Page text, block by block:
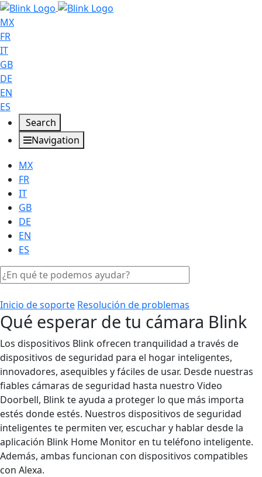
MX
FR
IT
GB
DE
EN
ES
Search
Navigation
MX
FR
IT
GB
DE
EN
ES
Inicio de soporte Resolución de problemas
Qué esperar de tu cámara Blink
Los dispositivos Blink ofrecen tranquilidad a través de
dispositivos de seguridad para el hogar inteligentes,
innovadores, asequibles y fáciles de usar. Desde nuestras
fiables cámaras de seguridad hasta nuestro Video
Doorbell, Blink te ayuda a proteger lo que más importa
estés donde estés. Nuestros dispositivos de seguridad
inteligentes te permiten ver, escuchar y hablar desde la
aplicación Blink Home Monitor en tu teléfono inteligente.
Además, ambas funcionan con dispositivos compatibles
con Alexa.